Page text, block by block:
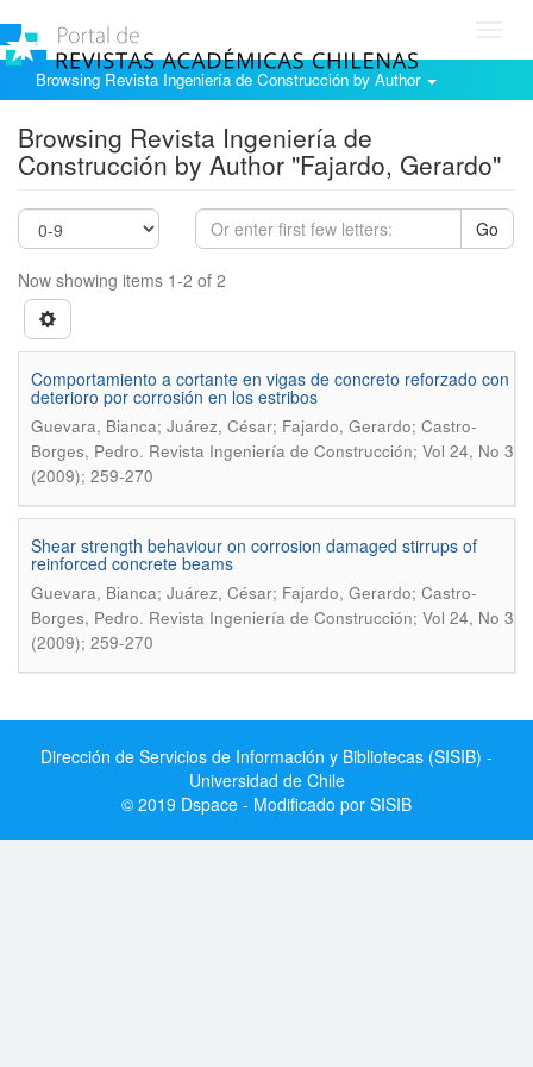
Browsing Revista Ingeniería de Construcción by Author
Browsing Revista Ingeniería de
Construcción by Author "Fajardo, Gerardo"
Go
Now showing items 1-2 of 2
Comportamiento a cortante en vigas de concreto reforzado con
deterioro por corrosión en los estribos
Guevara, Bianca; Juárez, César; Fajardo, Gerardo; Castro-
Borges, Pedro. Revista Ingeniería de Construcción; Vol 24, No 3
(2009); 259-270
Shear strength behaviour on corrosion damaged stirrups of
reinforced concrete beams
Guevara, Bianca; Juárez, César; Fajardo, Gerardo; Castro-
Borges, Pedro. Revista Ingeniería de Construcción; Vol 24, No 3
(2009); 259-270
Dirección de Servicios de Información y Bibliotecas (SISIB) -
Universidad de Chile
© 2019 Dspace - Modificado por SISIB